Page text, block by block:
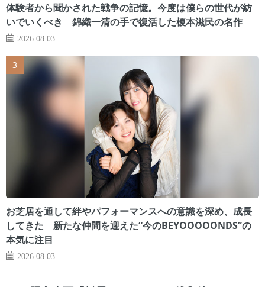
体験者から聞かされた戦争の記憶。今度は僕らの世代が紡
いでいくべき 錦織一清の手で復活した榎本滋民の名作
2026.08.03
お芝居を通して絆やパフォーマンスへの意識を深め、成長
してきた 新たな仲間を迎えた“今のBEYOOOOONDS”の
本気に注目
2026.08.03